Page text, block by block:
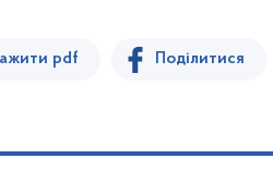
pdf Поділитися